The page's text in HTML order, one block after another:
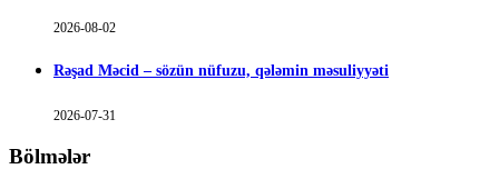
2026-08-02
Rəşad Məcid – sözün nüfuzu, qələmin məsuliyyəti
2026-07-31
Bölmələr